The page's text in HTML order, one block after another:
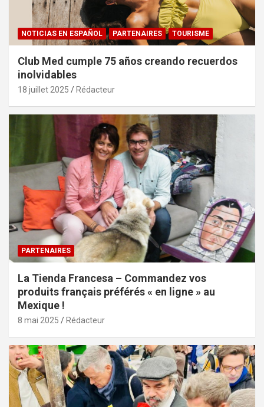
NOTICIAS EN ESPAÑOL PARTENAIRES TOURISME
Club Med cumple 75 años creando recuerdos
inolvidables
18 juillet 2025 Rédacteur
PARTENAIRES
La Tienda Francesa – Commandez vos
produits français préférés « en ligne » au
Mexique !
8 mai 2025 Rédacteur